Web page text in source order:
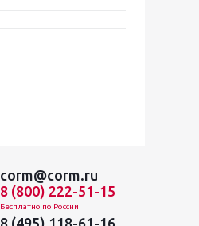
corm@corm.ru
8 (800) 222-51-15
Бесплатно по России
8 (495) 118-61-16